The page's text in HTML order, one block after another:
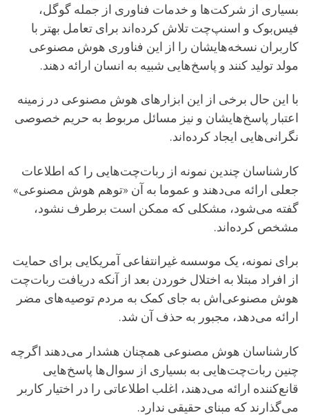
بسیاری از شرکت‌ها و خدمات فناوری از جمله گوگل،
فیس‌بوک و اسنپ‌چت تلاش کرده‌اند برای تعامل بهتر با
کاربران نسخه‌هایشان را از این فناوری هوش مصنوعی
مولد تولید کنند و پاسخ‌هایی شبیه به انسان ارائه دهند.
با این حال برخی از این ابزارهای هوش مصنوعی در زمینه
اعتبار پاسخ‌هایشان و نیز مسائل مربوط به حریم خصوصی
نگرانی‌هایی ایجاد کرده‌اند.
کارشناسان چندین نمونه از ربات‌چت‌هایی را که اطلاعات
جعلی ارائه می‌دهند و عموما به آن «توهم هوش مصنوعی»
گفته می‌شود، مشکلی که ممکن است برطرف نشود،
مشخص کرده‌اند.
برای نمونه، یک موسسه‌ غیرانتفاعی آمریکایی برای حمایت
از افراد مبتلا به اختلال خوردن بعد از آنکه دریافت ربات‌چت
هوش مصنوعی‌اش به جای کمک به مردم توصیه‌های مضر
ارائه می‌دهد، مجبور به حذف آن شد.
کارشناسان هوش مصنوعی همچنان هشدار می‌دهند اگرچه
چنین ربات‌چت‌هایی به بسیاری از سوال‌ها پاسخ‌هایی
قانع‌کننده ارائه می‌دهند، اغلب اطلاعاتی را در اختیار کاربر
می‌گذارند که مبنای حقیقی ندارد.